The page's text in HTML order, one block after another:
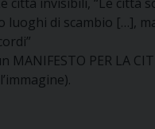
luoghi di scambio […],
PER LA